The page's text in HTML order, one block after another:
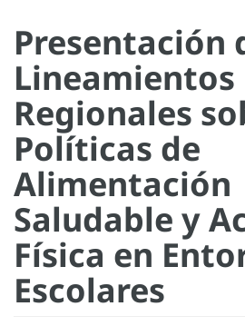
Presentación
Lineamientos
Regionales
Políticas de
Alimentación
Saludable y
Física en
Escolares